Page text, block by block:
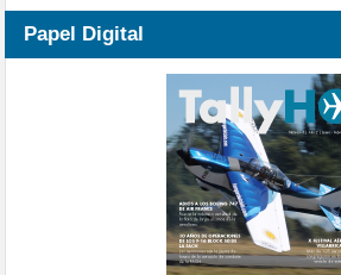
Papel Digital